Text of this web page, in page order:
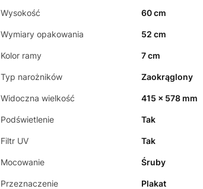
Wysokość 60 cm
Wymiary opakowania 52 cm
Kolor ramy 7 cm
Typ narożników Zaokrąglony
Widoczna wielkość 415 x 578 mm
Podświetlenie Tak
Filtr UV Tak
Mocowanie Śruby
Przeznaczenie Plakat